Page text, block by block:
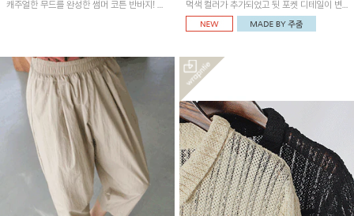
캐주얼한 무드를 완성한 썸머 코튼 반바지! 허
먹색 컬러가 추가되었고 뒷 포켓 디테일이 변
경되었습니다~가볍고 시원하게 착용되는 배
기통팬츠! 허리밴딩과 여유로운 통으로 편안해